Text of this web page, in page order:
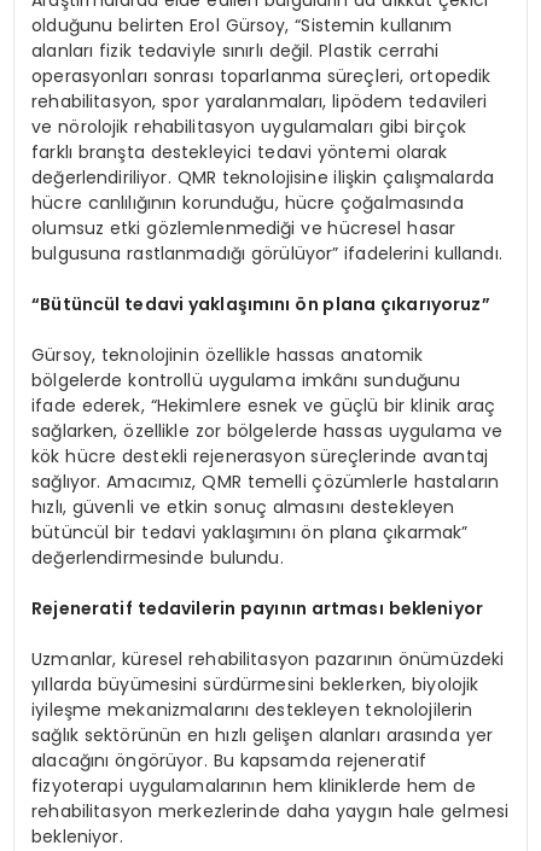
olduğunu belirten Erol Gürsoy, “Sistemin kullanım
alanları fizik tedaviyle sınırlı değil. Plastik cerrahi
operasyonları sonrası toparlanma süreçleri, ortopedik
rehabilitasyon, spor yaralanmaları, lipödem tedavileri
ve nörolojik rehabilitasyon uygulamaları gibi birçok
farklı branşta destekleyici tedavi yöntemi olarak
değerlendiriliyor. QMR teknolojisine ilişkin çalışmalarda
hücre canlılığının korunduğu, hücre çoğalmasında
olumsuz etki gözlemlenmediği ve hücresel hasar
bulgusuna rastlanmadığı görülüyor” ifadelerini kullandı.
“Bütüncül tedavi yaklaşımını ön plana çıkarıyoruz”
Gürsoy, teknolojinin özellikle hassas anatomik
bölgelerde kontrollü uygulama imkânı sunduğunu
ifade ederek, “Hekimlere esnek ve güçlü bir klinik araç
sağlarken, özellikle zor bölgelerde hassas uygulama ve
kök hücre destekli rejenerasyon süreçlerinde avantaj
sağlıyor. Amacımız, QMR temelli çözümlerle hastaların
hızlı, güvenli ve etkin sonuç almasını destekleyen
bütüncül bir tedavi yaklaşımını ön plana çıkarmak”
değerlendirmesinde bulundu.
Rejeneratif tedavilerin payının artması bekleniyor
Uzmanlar, küresel rehabilitasyon pazarının önümüzdeki
yıllarda büyümesini sürdürmesini beklerken, biyolojik
iyileşme mekanizmalarını destekleyen teknolojilerin
sağlık sektörünün en hızlı gelişen alanları arasında yer
alacağını öngörüyor. Bu kapsamda rejeneratif
fizyoterapi uygulamalarının hem kliniklerde hem de
rehabilitasyon merkezlerinde daha yaygın hale gelmesi
bekleniyor.